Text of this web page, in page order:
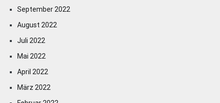
September 2022
August 2022
Juli 2022
Mai 2022
April 2022
März 2022